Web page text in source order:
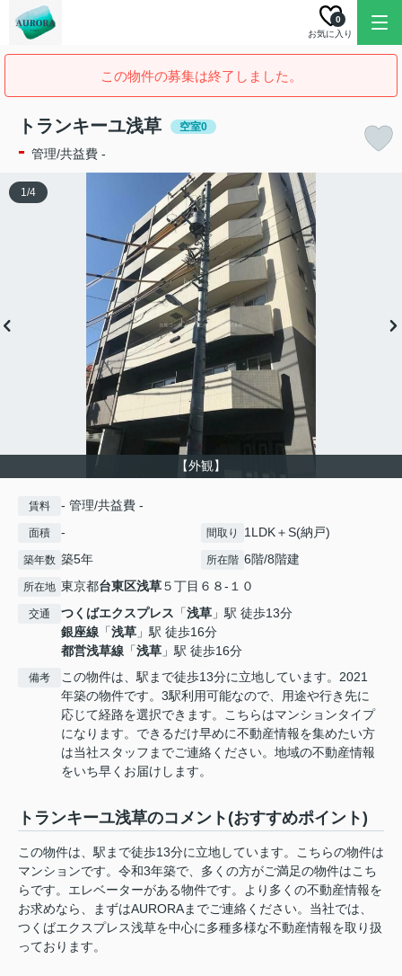
お気に入り
0
この物件の募集は終了しました。
トランキーユ浅草 空室0
- 管理/共益費 -
【外観】
1/4
賃料 - 管理/共益費 -
面積 - 間取り 1LDK＋S(納戸)
築年数 築5年 所在階 6階/8階建
所在地 東京都台東区浅草５丁目６８-１０
交通 つくばエクスプレス 「浅草 」駅 徒歩13分
銀座線 「浅草 」駅 徒歩16分
都営浅草線 「浅草 」駅 徒歩16分
備考
この物件は、駅まで徒歩13分に立地しています。2021
年築の物件です。3駅利用可能なので、用途や行き先に
応じて経路を選択できます。こちらはマンションタイプ
になります。できるだけ早めに不動産情報を集めたい方
は当社スタッフまでご連絡ください。地域の不動産情報
をいち早くお届けします。
トランキーユ浅草のコメント(おすすめポイント)
この物件は、駅まで徒歩13分に立地しています。こちらの物件は
マンションです。令和3年築で、多くの方がご満足の物件はこち
らです。エレベーターがある物件です。より多くの不動産情報を
お求めなら、まずはAURORAまでご連絡ください。当社では、
つくばエクスプレス浅草を中心に多種多様な不動産情報を取り扱
っております。